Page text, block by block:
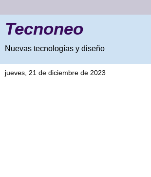
Tecnoneo
Nuevas tecnologías y diseño
jueves, 21 de diciembre de 2023